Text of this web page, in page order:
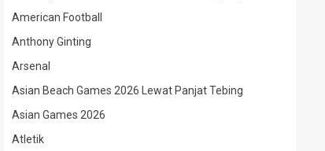
American Football
Anthony Ginting
Arsenal
Asian Beach Games 2026 Lewat Panjat Tebing
Asian Games 2026
Atletik